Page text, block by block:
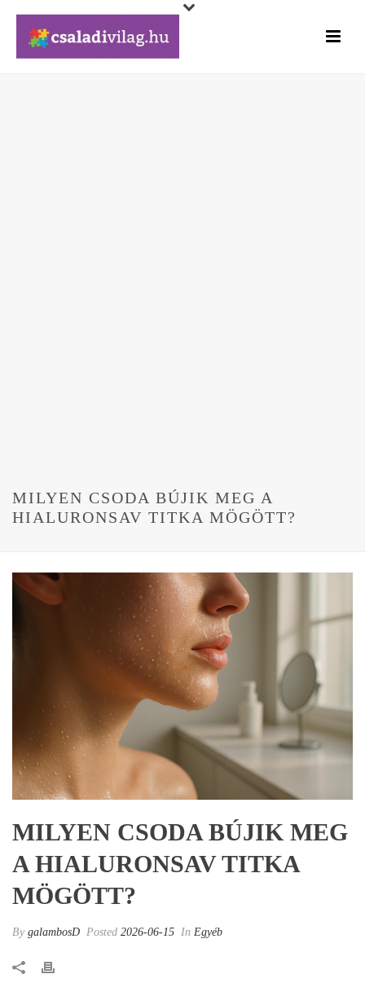
MILYEN CSODA BÚJIK MEG A
HIALURONSAV TITKA MÖGÖTT?
MILYEN CSODA BÚJIK MEG
A HIALURONSAV TITKA
MÖGÖTT?
By galambosD Posted 2026-06-15 In Egyéb